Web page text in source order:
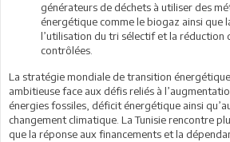
générateurs de déchets à utiliser des
énergétique comme le biogaz ainsi que
l’utilisation du tri sélectif et la réduction
contrôlées.
La stratégie mondiale de transition
ambitieuse face aux défis reliés à
énergies fossiles, déficit énergétique ainsi
changement climatique. La Tunisie rencontre
que la réponse aux financements et la